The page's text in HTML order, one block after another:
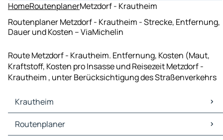
HomeRoutenplanerMetzdorf - Krautheim
Routenplaner Metzdorf - Krautheim - Strecke, Entfernung,
Dauer und Kosten – ViaMichelin
Route Metzdorf - Krautheim. Entfernung, Kosten (Maut,
Kraftstoff, Kosten pro Insasse und Reisezeit Metzdorf -
Krautheim , unter Berücksichtigung des Straßenverkehrs
Krautheim
Krautheim Karten Stadtplan
Krautheim Verkehr
Routenplaner